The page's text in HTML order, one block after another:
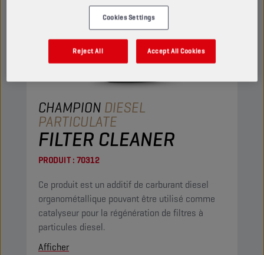
CHAMPION DIESEL
PARTICULATE
FILTER CLEANER
PRODUIT : 70312
Ce produit est un additif de carburant diesel
organométallique pouvant être utilisé comme
catalyseur pour la régénération de filtres à
particules diesel.
Afficher
Cookies Settings
Reject All Accept All Cookies